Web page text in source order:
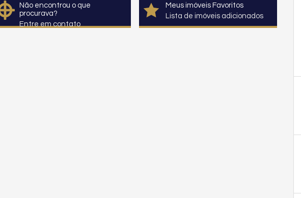
Não encontrou o que
procurava?
Entre em contato
Meus imóveis Favoritos
Lista de imóveis adicionados